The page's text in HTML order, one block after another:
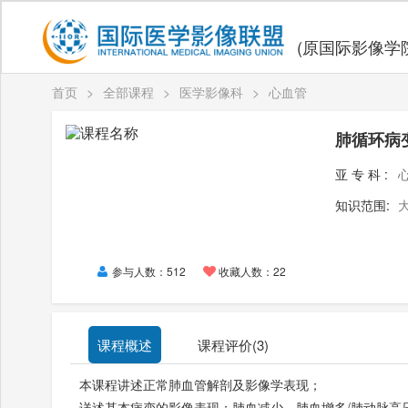
(原国际影像学
首页 > 全部课程 > 医学影像科 > 心血管
参与人数：512 收藏人数：22
肺循环病
亚专科:
知识范围:
课程概述 课程评价(3)
本课程讲述正常肺血管解剖及影像学表现；